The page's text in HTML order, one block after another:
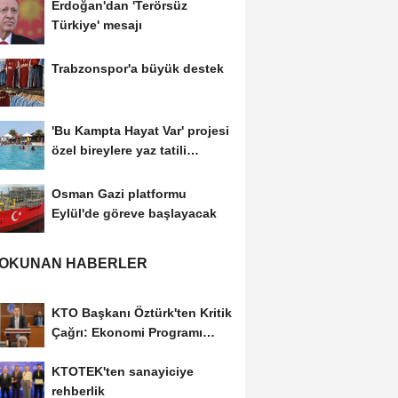
Erdoğan'dan 'Terörsüz
Türkiye' mesajı
Trabzonspor'a büyük destek
'Bu Kampta Hayat Var' projesi
özel bireylere yaz tatili
Osman Gazi platformu
Eylül'de göreve başlayacak
HABERLER
KTO Başkanı Öztürk'ten Kritik
Çağrı: Ekonomi Programı
KTOTEK'ten sanayiciye
rehberlik